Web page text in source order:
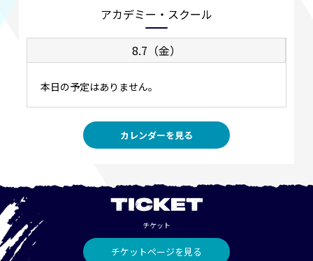
アカデミー・スクール
8.7（金）
本日の予定はありません。
カレンダーを見る
TICKET
チケット
チケットページを見る